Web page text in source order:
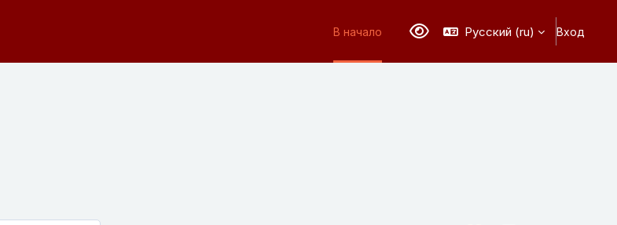
В начало
Версия для слабовидящих
Русский ‎(ru)‎ Вход